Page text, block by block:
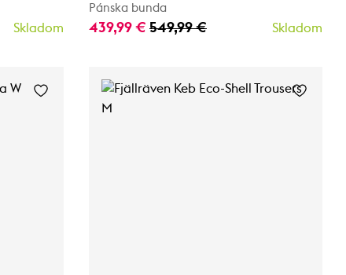
Skladom
Pánska bunda
439,99 € 549,99 € Skladom